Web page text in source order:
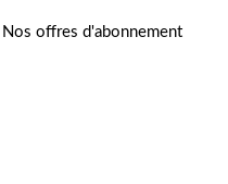
Nos offres d'abonnement